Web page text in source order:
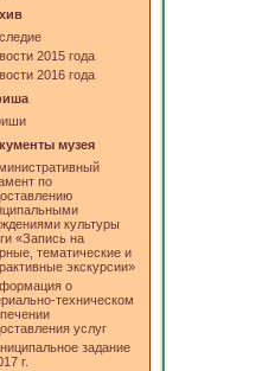
2015 года
2016 года
музея
по
культуры
«Запись на
тематические и
экскурсии»
о
техническом
услуг
задание
г.